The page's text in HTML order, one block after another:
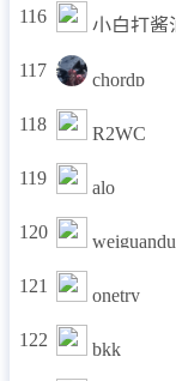
116 小白打酱
117 chordp
118 R2WC
119 alo
120 weiguandui
121 onetry
122 bkk